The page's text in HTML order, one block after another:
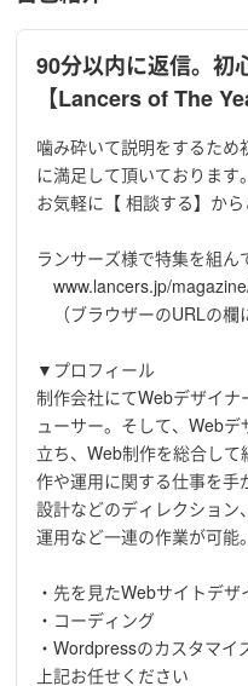
90分以内に返信。初
【Lancers of The
噛み砕いて説明をするた
に満足して頂いております。
お気軽に【 相談する】から
ランサーズ様で特集を組ん
www.lancers.jp/
（ブラウザーのURLの欄
▼プロフィール
制作会社にてWebデザイ
ューサー。そして、Web
立ち、Web制作を総合し
作や運用に関する仕事を
設計などのディレクション
運用など一連の作業が可能。
・先を見たWebサイトデザ
・コーディング
・Wordpressのカスタマイ
上記お任せください